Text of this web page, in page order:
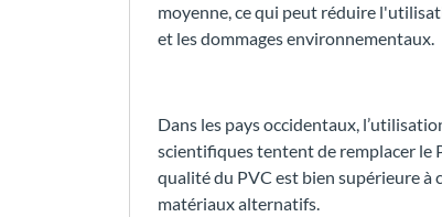
moyenne, ce qui peut réduire
et les dommages environnementaux.
Dans les pays occidentaux,
scientifiques tentent de remplacer le
qualité du PVC est bien supérieure à
matériaux alternatifs.